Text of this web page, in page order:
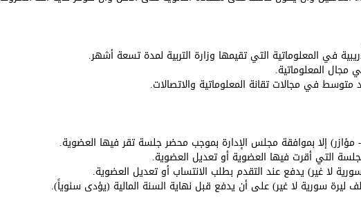
في المعلوماتية التي تقيمها وزارة التربية لمدة تسعة أشهر.
المعلوماتية.
في مجالات تقانة المعلوماتية والاتصالات.
إلا بموافقة مجلس الإدارة بموجب محضر جلسة تقر فيها العضوية.
التي أقرت فيها العضوية أو تعديل العضوية.